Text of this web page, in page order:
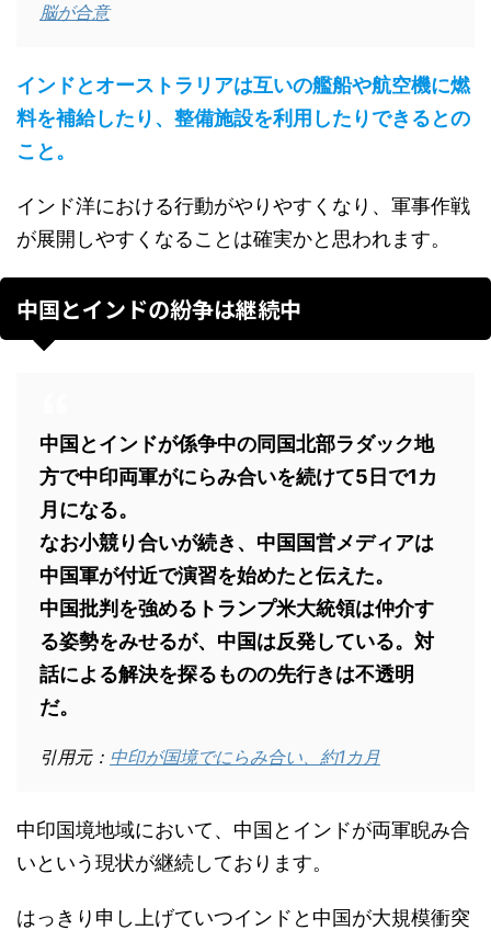
脳が合意
インドとオーストラリアは互いの艦船や航空機に燃
料を補給したり、整備施設を利用したりできるとの
こと。
インド洋における行動がやりやすくなり、軍事作戦
が展開しやすくなることは確実かと思われます。
中国とインドの紛争は継続中
中国とインドが係争中の同国北部ラダック地
方で中印両軍がにらみ合いを続けて5日で1カ
月になる。
なお小競り合いが続き、中国国営メディアは
中国軍が付近で演習を始めたと伝えた。
中国批判を強めるトランプ米大統領は仲介す
る姿勢をみせるが、中国は反発している。対
話による解決を探るものの先行きは不透明
だ。
引用元： 中印が国境でにらみ合い、約1カ月
中印国境地域において、中国とインドが両軍睨み合
いという現状が継続しております。
はっきり申し上げていつインドと中国が大規模衝突